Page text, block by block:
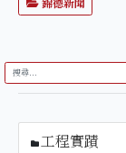
工程實蹟